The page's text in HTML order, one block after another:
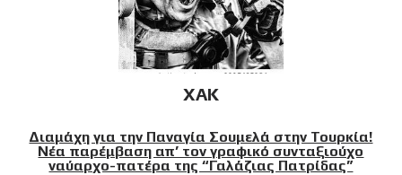
XAK
Διαμάχη για την Παναγία Σουμελά στην Τουρκία!
Νέα παρέμβαση απ’ τον γραφικό συνταξιούχο
ναύαρχο-πατέρα της “Γαλάζιας Πατρίδας”